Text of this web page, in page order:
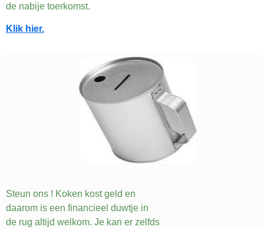
de nabije toerkomst.
Klik hier.
Steun ons ! Koken kost geld en
daarom is een financieel duwtje in
de rug altijd welkom. Je kan er zelfds